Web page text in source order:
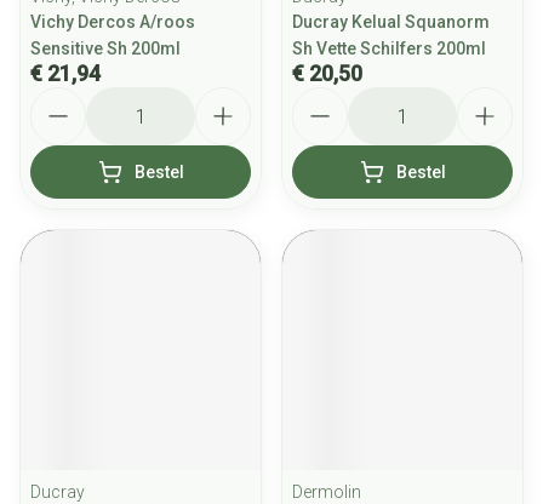
Vichy Dercos A/roos
Sensitive Sh 200ml
€ 21,94
Bestel
Ducray Kelual Squanorm
Sh Vette Schilfers 200ml
€ 20,50
Bestel
Ducray
Dermolin